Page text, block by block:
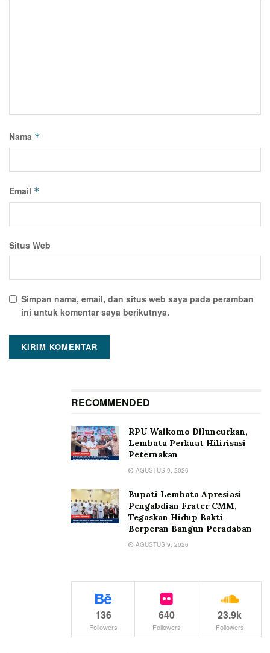
Nama *
Email *
Situs Web
Simpan nama, email, dan situs web saya pada peramban
ini untuk komentar saya berikutnya.
RECOMMENDED
RPU Waikomo Diluncurkan,
Lembata Perkuat Hilirisasi
Peternakan
AGUSTUS 9, 2026
Bupati Lembata Apresiasi
Pengabdian Frater CMM,
Tegaskan Hidup Bakti
Berperan Bangun Peradaban
AGUSTUS 9, 2026
136
Followers
640
Followers
23.9k
Followers